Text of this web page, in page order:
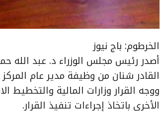
الخرطوم: باج نيوز
أصدر رئيس مجلس الوزراء د. عبد الله
القادر شنان من وظيفة مدير عام
ووجه القرار وزارات المالية والتخطيط
الأخرى باتخاذ إجراءات تنفيذ القرار.